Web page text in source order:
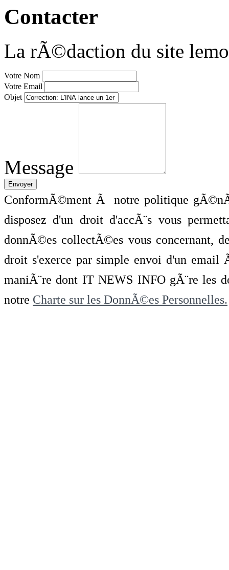
Contacter
La rÃ©daction du site
Votre Nom
Votre Email
Objet
Message
ConformÃ©ment Ã notre politique
disposez d'un droit d'accÃ¨s vous
donnÃ©es collectÃ©es vous concernant,
droit s'exerce par simple envoi d'un
maniÃ¨re dont IT NEWS INFO gÃ¨re les
notre Charte sur les DonnÃ©es Personnelles.